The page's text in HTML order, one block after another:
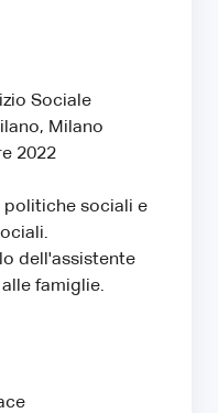
Sociale
Milano
2022
sociali e
dell'assistente
famiglie.